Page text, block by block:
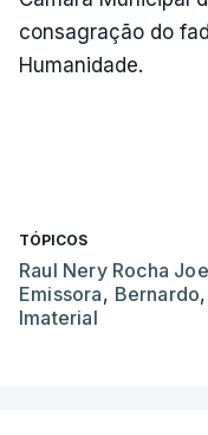
consagração do
Humanidade.
TÓPICOS
Raul Nery Rocha
Emissora, Bernardo,
Imaterial